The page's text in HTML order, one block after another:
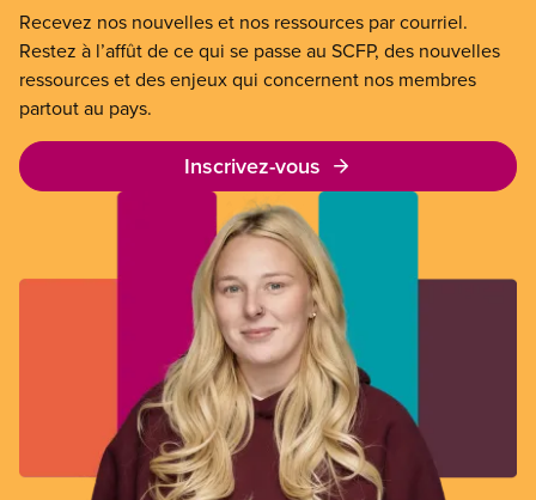
Recevez nos nouvelles et nos ressources par courriel.
Restez à l’affût de ce qui se passe au SCFP, des nouvelles
ressources et des enjeux qui concernent nos membres
partout au pays.
Inscrivez-vous